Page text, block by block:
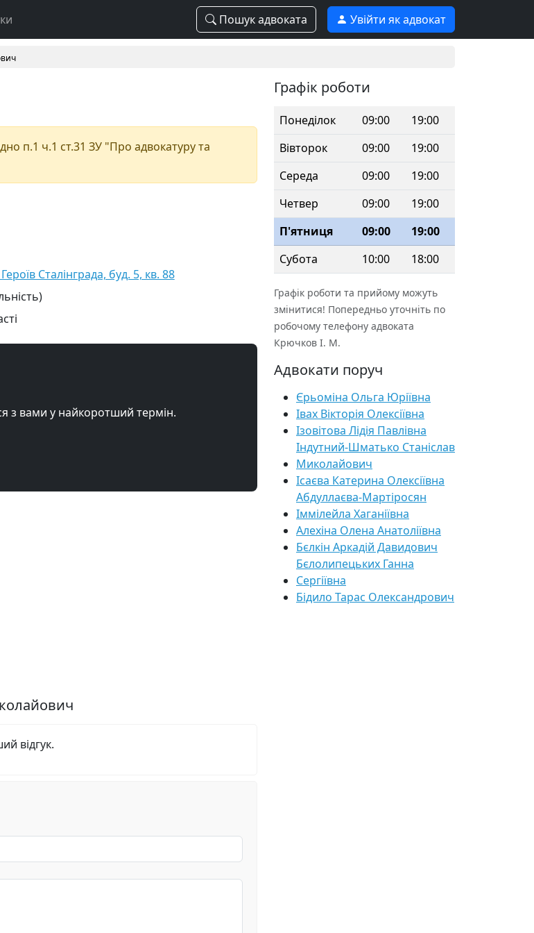
Пошук адвоката Увійти як адвокат
п.1 ч.1 ст.31 ЗУ "Про адвокатуру та
Сталінграда, буд. 5, кв. 88
з вами у найкоротший термін.
відгук.
Графік роботи
Понеділок 09:00
19:00
Вівторок
09:00
19:00
Середа
09:00
19:00
Четвер
09:00
19:00
П'ятниця
09:00
19:00
Субота
10:00 18:00
Графік роботи та прийому можуть
змінитися! Попередньо уточніть по
робочому телефону адвоката
Крючков І. М.
Адвокати поруч
Єрьоміна Ольга Юріївна
Івах Вікторія Олексіївна
Ізовітова Лідія Павлівна
Індутний-Шматько Станіслав
Миколайович
Ісаєва Катерина Олексіївна
Абдуллаєва-Мартіросян
Іммілейла Хаганіївна
Алехіна Олена Анатоліївна
Бєлкін Аркадій Давидович
Бєлолипецьких Ганна
Сергіївна
Бідило Тарас Олександрович